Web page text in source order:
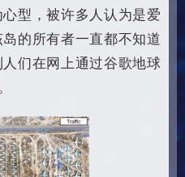
型，被许多人认为是爱
的所有者一直都不知道
们在网上通过谷歌地球